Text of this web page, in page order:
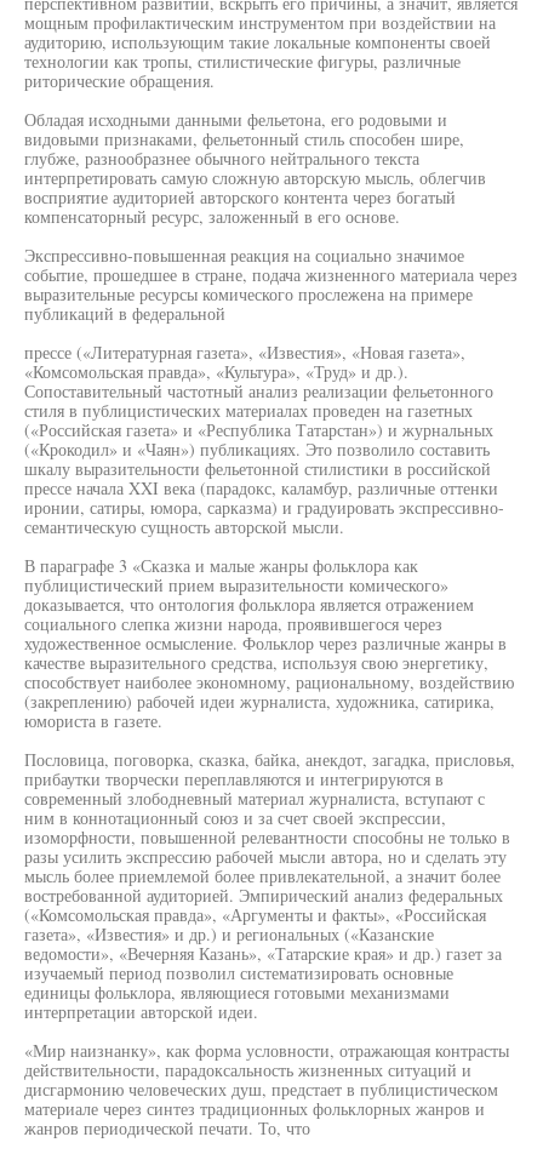
мощным профилактическим инструментом при воздействии на
аудиторию, использующим такие локальные компоненты своей
технологии как тропы, стилистические фигуры, различные
риторические обращения.
Обладая исходными данными фельетона, его родовыми и
видовыми признаками, фельетонный стиль способен шире,
глубже, разнообразнее обычного нейтрального текста
интерпретировать самую сложную авторскую мысль, облегчив
восприятие аудиторией авторского контента через богатый
компенсаторный ресурс, заложенный в его основе.
Экспрессивно-повышенная реакция на социально значимое
событие, прошедшее в стране, подача жизненного материала через
выразительные ресурсы комического прослежена на примере
публикаций в федеральной
прессе («Литературная газета», «Известия», «Новая газета»,
«Комсомольская правда», «Культура», «Труд» и др.).
Сопоставительный частотный анализ реализации фельетонного
стиля в публицистических материалах проведен на газетных
(«Российская газета» и «Республика Татарстан») и журнальных
(«Крокодил» и «Чаян») публикациях. Это позволило составить
шкалу выразительности фельетонной стилистики в российской
прессе начала XXI века (парадокс, каламбур, различные оттенки
иронии, сатиры, юмора, сарказма) и градуировать экспрессивно-
семантическую сущность авторской мысли.
В параграфе 3 «Сказка и малые жанры фольклора как
публицистический прием выразительности комического»
доказывается, что онтология фольклора является отражением
социального слепка жизни народа, проявившегося через
художественное осмысление. Фольклор через различные жанры в
качестве выразительного средства, используя свою энергетику,
способствует наиболее экономному, рациональному, воздействию
(закреплению) рабочей идеи журналиста, художника, сатирика,
юмориста в газете.
Пословица, поговорка, сказка, байка, анекдот, загадка, присловья,
прибаутки творчески переплавляются и интегрируются в
современный злободневный материал журналиста, вступают с
ним в коннотационный союз и за счет своей экспрессии,
изоморфности, повышенной релевантности способны не только в
разы усилить экспрессию рабочей мысли автора, но и сделать эту
мысль более приемлемой более привлекательной, а значит более
востребованной аудиторией. Эмпирический анализ федеральных
(«Комсомольская правда», «Аргументы и факты», «Российская
газета», «Известия» и др.) и региональных («Казанские
ведомости», «Вечерняя Казань», «Татарские края» и др.) газет за
изучаемый период позволил систематизировать основные
единицы фольклора, являющиеся готовыми механизмами
интерпретации авторской идеи.
«Мир наизнанку», как форма условности, отражающая контрасты
действительности, парадоксальность жизненных ситуаций и
дисгармонию человеческих душ, предстает в публицистическом
материале через синтез традиционных фольклорных жанров и
жанров периодической печати. То, что